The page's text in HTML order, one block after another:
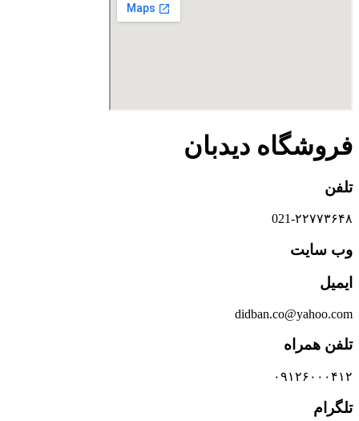
فروشگاه دیدبان
تلفن
021-۲۲۷۷۳۶۴۸
وب سایت
ایمیل
didban.co@yahoo.com
تلفن همراه
۰۹۱۲۶۰۰۰۴۱۲
تلگرام